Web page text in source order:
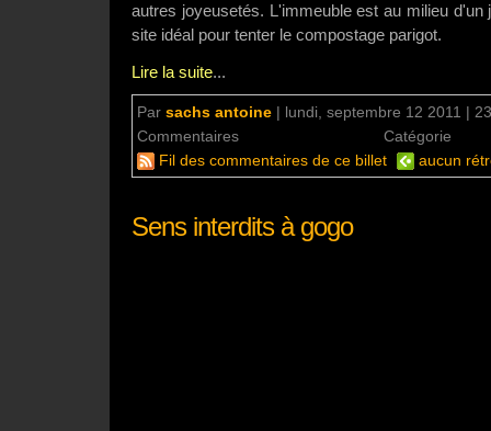
autres joyeusetés. L'immeuble est au milieu d'un
site idéal pour tenter le compostage parigot.
Lire la suite...
Par sachs antoine | lundi, septembre 12 2011 |
Commentaires
Catégorie
Fil des commentaires de ce billet
aucun
Sens interdits à gogo